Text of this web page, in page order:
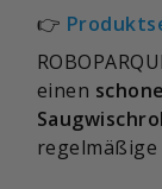
👉
einen